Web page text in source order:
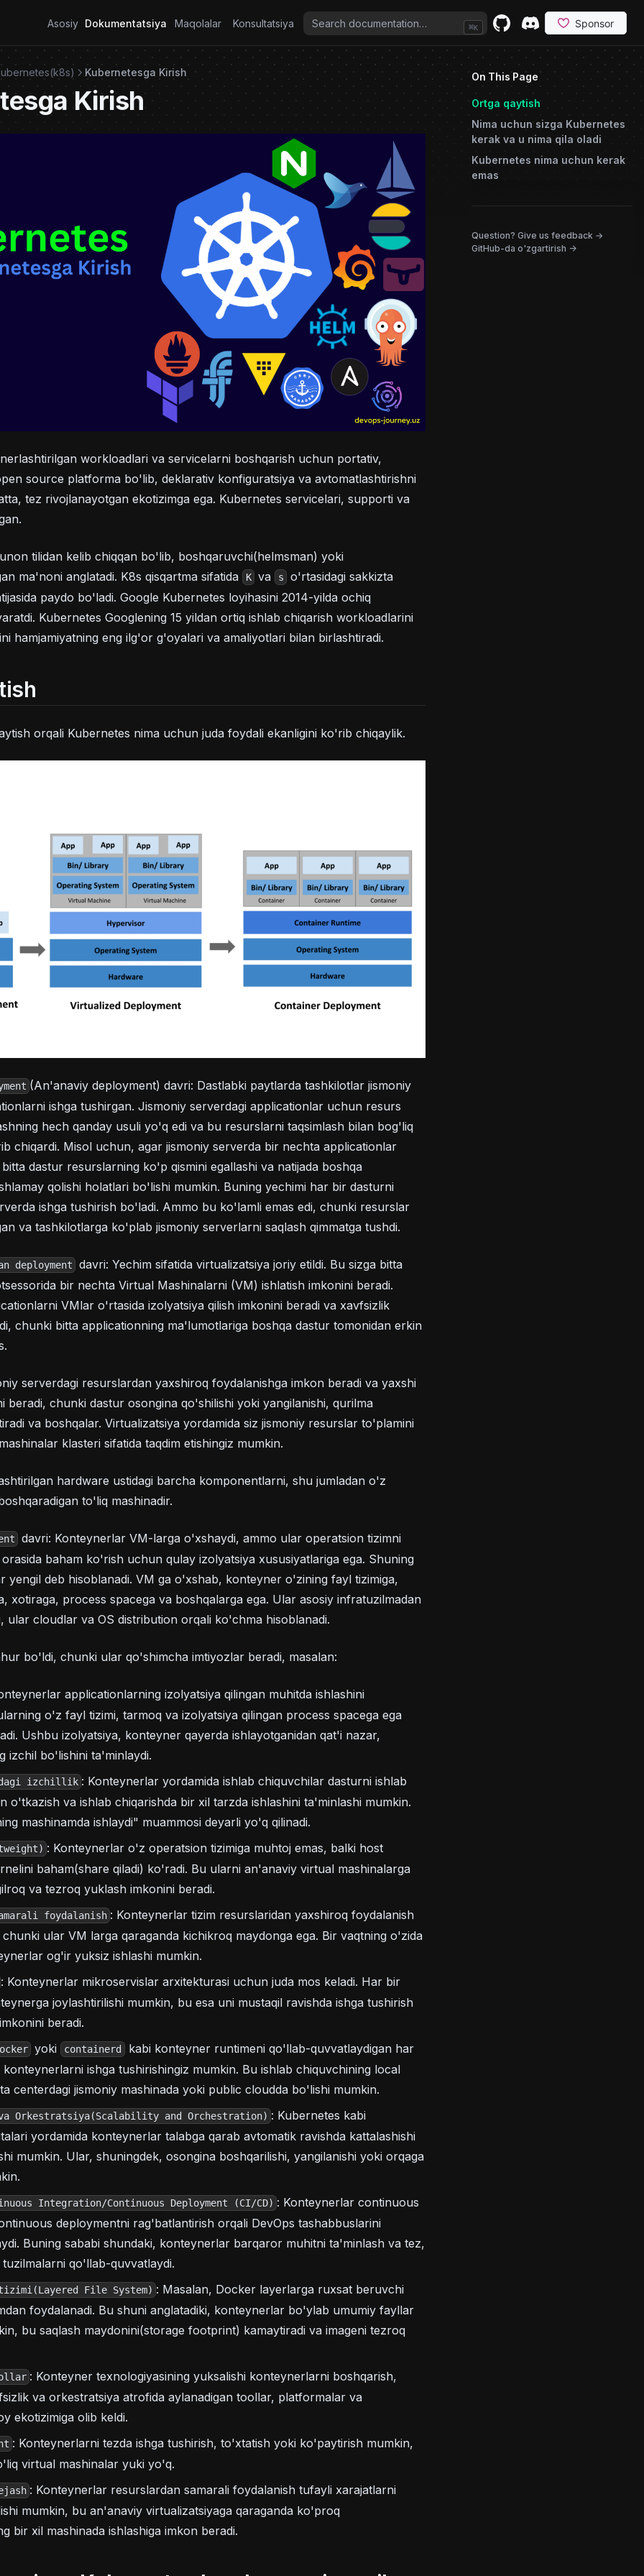
Asosiy Dokumentatsiya Maqolalar Konsultatsiya ⌘K
On This Page
Ortga qaytish
Nima uchun sizga Kubernetes
kerak va u nima qila oladi
Kubernetes nima uchun kerak
emas
Question? Give us feedback →
GitHub-da o'zgartirish ->
Kubernetesga Kirish
Kirish
workloadlari va servicelarni boshqarish uchun portativ,
source platforma bo'lib, deklarativ konfiguratsiya va avtomatlashtirishni
tez rivojlanayotgan ekotizimga ega. Kubernetes servicelari, supporti va
tilidan kelib chiqqan bo'lib, boshqaruvchi(helmsman) yoki
ma'noni anglatadi. K8s qisqartma sifatida
K va s
o'rtasidagi sakkizta
paydo bo'ladi. Google Kubernetes loyihasini 2014-yilda ochiq
Kubernetes Googlening 15 yildan ortiq ishlab chiqarish workloadlarini
hamjamiyatning eng ilg'or g'oyalari va amaliyotlari bilan birlashtiradi.
orqali Kubernetes nima uchun juda foydali ekanligini ko'rib chiqaylik.
(An'anaviy deployment) davri: Dastlabki paytlarda tashkilotlar jismoniy
ishga tushirgan. Jismoniy serverdagi applicationlar uchun resurs
hech qanday usuli yo'q edi va bu resurslarni taqsimlash bilan bog'liq
chiqardi. Misol uchun, agar jismoniy serverda bir nechta applicationlar
dastur resurslarning ko'p qismini egallashi va natijada boshqa
qolishi holatlari bo'lishi mumkin. Buning yechimi har bir dasturni
ishga tushirish bo'ladi. Ammo bu ko'lamli emas edi, chunki resurslar
va tashkilotlarga ko'plab jismoniy serverlarni saqlash qimmatga tushdi.
deployment
davri: Yechim sifatida virtualizatsiya joriy etildi. Bu sizga bitta
bir nechta Virtual Mashinalarni (VM) ishlatish imkonini beradi.
VMlar o'rtasida izolyatsiya qilish imkonini beradi va xavfsizlik
chunki bitta applicationning ma'lumotlariga boshqa dastur tomonidan erkin
serverdagi resurslardan yaxshiroq foydalanishga imkon beradi va yaxshi
beradi, chunki dastur osongina qo'shilishi yoki yangilanishi, qurilma
va boshqalar. Virtualizatsiya yordamida siz jismoniy resurslar to'plamini
klasteri sifatida taqdim etishingiz mumkin.
hardware ustidagi barcha komponentlarni, shu jumladan o'z
to'liq mashinadir.
davri: Konteynerlar VM-larga o'xshaydi, ammo ular operatsion tizimni
baham ko'rish uchun qulay izolyatsiya xususiyatlariga ega. Shuning
yengil deb hisoblanadi. VM ga o'xshab, konteyner o'zining fayl tizimiga,
xotiraga, process spacega va boshqalarga ega. Ular asosiy infratuzilmadan
ular cloudlar va OS distribution orqali ko'chma hisoblanadi.
bo'ldi, chunki ular qo'shimcha imtiyozlar beradi, masalan:
applicationlarning izolyatsiya qilingan muhitda ishlashini
o'z fayl tizimi, tarmoq va izolyatsiya qilingan process spacega ega
Ushbu izolyatsiya, konteyner qayerda ishlayotganidan qat'i nazar,
izchil bo'lishini ta'minlaydi.
izchillik : Konteynerlar yordamida ishlab chiquvchilar dasturni ishlab
o'tkazish va ishlab chiqarishda bir xil tarzda ishlashini ta'minlashi mumkin.
mashinamda ishlaydi" muammosi deyarli yo'q qilinadi.
: Konteynerlar o'z operatsion tizimiga muhtoj emas, balki host
baham(share qiladi) ko'radi. Bu ularni an'anaviy virtual mashinalarga
va tezroq yuklash imkonini beradi.
foydalanish : Konteynerlar tizim resurslaridan yaxshiroq foydalanish
ular VM larga qaraganda kichikroq maydonga ega. Bir vaqtning o'zida
og'ir yuksiz ishlashi mumkin.
: Konteynerlar mikroservislar arxitekturasi uchun juda mos keladi. Har bir
joylashtirilishi mumkin, bu esa uni mustaqil ravishda ishga tushirish
beradi.
yoki containerd kabi konteyner runtimeni qo'llab-quvvatlaydigan har
konteynerlarni ishga tushirishingiz mumkin. Bu ishlab chiquvchining local
centerdagi jismoniy mashinada yoki public cloudda bo'lishi mumkin.
Orkestratsiya(Scalability and Orchestration) : Kubernetes kabi
yordamida konteynerlar talabga qarab avtomatik ravishda kattalashishi
mumkin. Ular, shuningdek, osongina boshqarilishi, yangilanishi yoki orqaga
Integration/Continuous Deployment (CI/CD) : Konteynerlar continuous
deploymentni rag'batlantirish orqali DevOps tashabbuslarini
Buning sababi shundaki, konteynerlar barqaror muhitni ta'minlash va tez,
qo'llab-quvvatlaydi.
File System) : Masalan, Docker layerlarga ruxsat beruvchi
foydalanadi. Bu shuni anglatadiki, konteynerlar bo'ylab umumiy fayllar
bu saqlash maydonini(storage footprint) kamaytiradi va imageni tezroq
: Konteyner texnologiyasining yuksalishi konteynerlarni boshqarish,
va orkestratsiya atrofida aylanadigan toollar, platformalar va
ekotizimiga olib keldi.
: Konteynerlarni tezda ishga tushirish, to'xtatish yoki ko'paytirish mumkin,
virtual mashinalar yuki yo'q.
: Konteynerlar resurslardan samarali foydalanish tufayli xarajatlarni
mumkin, bu an'anaviy virtualizatsiyaga qaraganda ko'proq
bir xil mashinada ishlashiga imkon beradi.